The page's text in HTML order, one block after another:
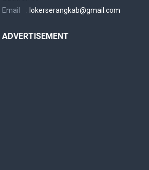
Email : lokerserangkab@gmail.com
ADVERTISEMENT